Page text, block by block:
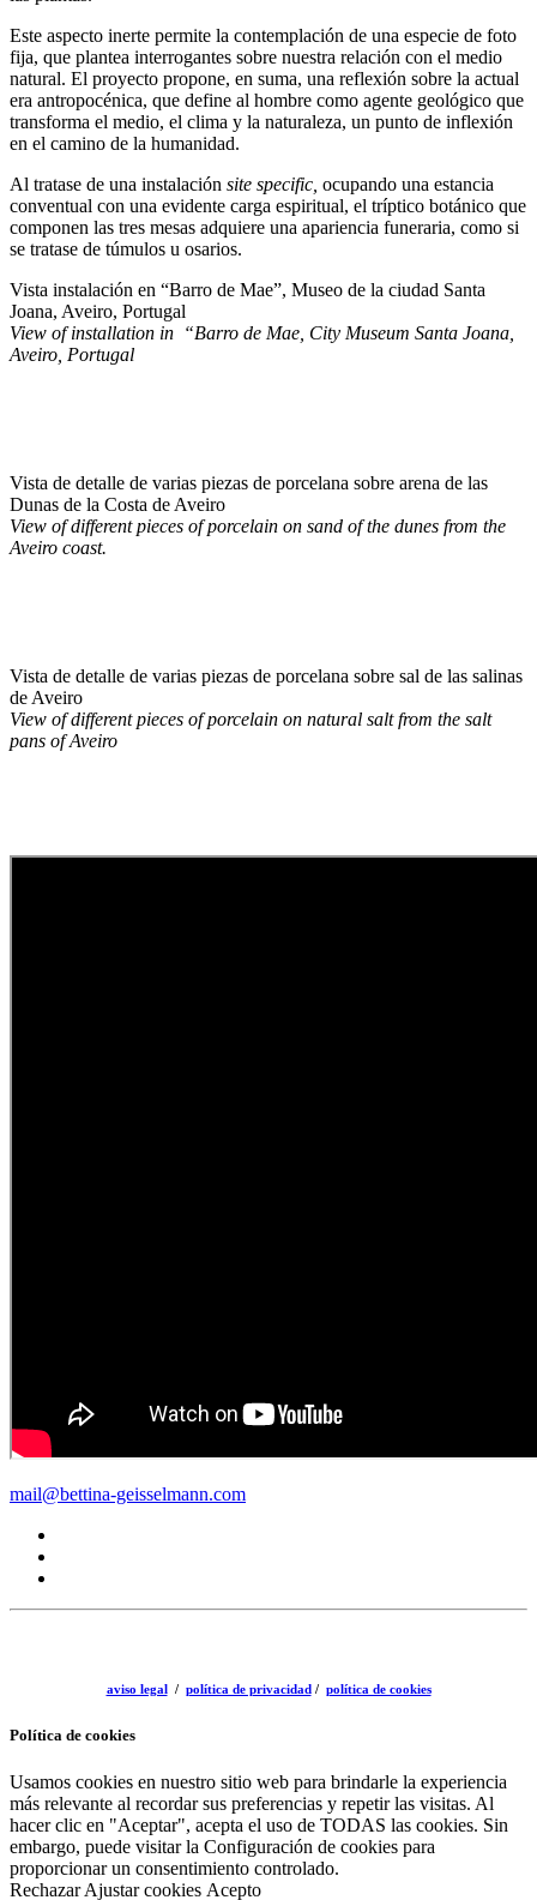
Este aspecto inerte permite la contemplación de una especie de foto
fija, que plantea interrogantes sobre nuestra relación con el medio
natural. El proyecto propone, en suma, una reflexión sobre la actual
era antropocénica, que define al hombre como agente geológico que
transforma el medio, el clima y la naturaleza, un punto de inflexión
en el camino de la humanidad.
Al tratase de una instalación site specific, ocupando una estancia
conventual con una evidente carga espiritual, el tríptico botánico que
componen las tres mesas adquiere una apariencia funeraria, como si
se tratase de túmulos u osarios.
Vista instalación en “Barro de Mae”, Museo de la ciudad Santa
Joana, Aveiro, Portugal
View of installation in “Barro de Mae, City Museum Santa Joana,
Aveiro, Portugal
Vista de detalle de varias piezas de porcelana sobre arena de las
Dunas de la Costa de Aveiro
View of different pieces of porcelain on sand of the dunes from the
Aveiro coast.
Vista de detalle de varias piezas de porcelana sobre sal de las salinas
de Aveiro
View of different pieces of porcelain on natural salt from the salt
pans of Aveiro
mail@bettina-geisselmann.com
aviso legal/ política de privacidad/ política de cookies
Política de cookies
Usamos cookies en nuestro sitio web para brindarle la experiencia
más relevante al recordar sus preferencias y repetir las visitas. Al
hacer clic en "Aceptar", acepta el uso de TODAS las cookies. Sin
embargo, puede visitar la Configuración de cookies para
proporcionar un consentimiento controlado.
Rechazar Ajustar cookies Acepto